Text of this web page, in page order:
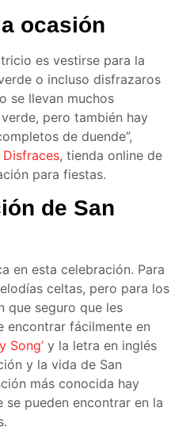
ocasión
es vestirse para la
o incluso disfrazaros
se llevan muchos
pero también hay
de duende”,
Disfraces, tienda online de
para fiestas.
de San
en esta celebración. Para
celtas, pero para los
que seguro que les
encontrar fácilmente en
Song’ y la letra en inglés
y la vida de San
más conocida hay
pueden encontrar en la